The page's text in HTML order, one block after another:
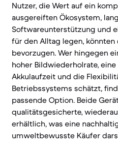
Nutzer, die Wert auf ein
ausgereiften Ökosystem,
Softwareunterstützung und
für den Alltag legen, könnten
bevorzugen. Wer hingegen
hoher Bildwiederholrate,
Akkulaufzeit und die
Betriebssystems schätzt,
passende Option. Beide
qualitätsgesicherte,
erhältlich, was eine
umweltbewusste Käufer